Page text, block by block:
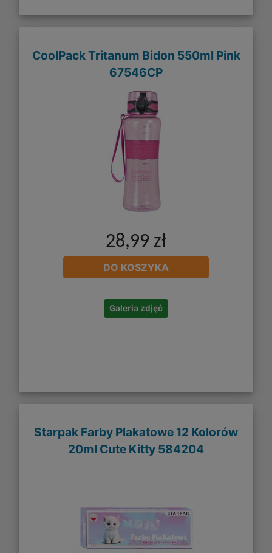
CoolPack Tritanum Bidon 550ml Pink
67546CP
28,99 zł
DO KOSZYKA
Galeria zdjęć
Starpak Farby Plakatowe 12 Kolorów
20ml Cute Kitty 584204